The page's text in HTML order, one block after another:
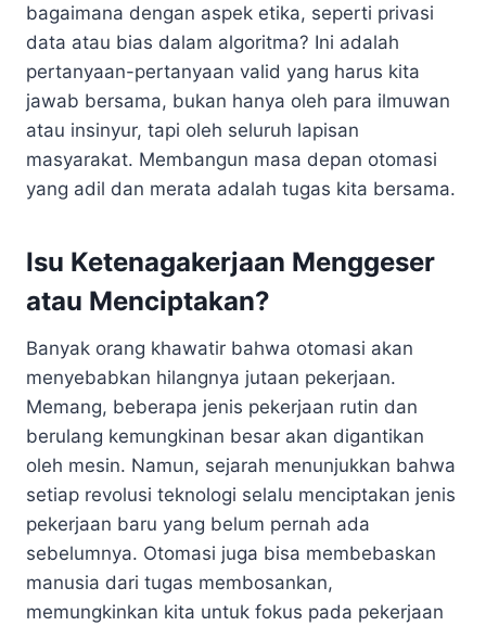
bagaimana dengan aspek etika, seperti privasi
data atau bias dalam algoritma? Ini adalah
pertanyaan-pertanyaan valid yang harus kita
jawab bersama, bukan hanya oleh para ilmuwan
atau insinyur, tapi oleh seluruh lapisan
masyarakat. Membangun masa depan otomasi
yang adil dan merata adalah tugas kita bersama.
Isu Ketenagakerjaan Menggeser
atau Menciptakan?
Banyak orang khawatir bahwa otomasi akan
menyebabkan hilangnya jutaan pekerjaan.
Memang, beberapa jenis pekerjaan rutin dan
berulang kemungkinan besar akan digantikan
oleh mesin. Namun, sejarah menunjukkan bahwa
setiap revolusi teknologi selalu menciptakan jenis
pekerjaan baru yang belum pernah ada
sebelumnya. Otomasi juga bisa membebaskan
manusia dari tugas membosankan,
memungkinkan kita untuk fokus pada pekerjaan